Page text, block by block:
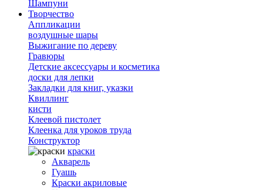
Шампуни
Творчество
Аппликации
воздушные шары
Выжигание по дереву
Гравюры
Детские аксессуары и косметика
доски для лепки
Закладки для книг, указки
Квиллинг
кисти
Клеевой пистолет
Клеенка для уроков труда
Конструктор
краски
Акварель
Гуашь
Краски акриловые